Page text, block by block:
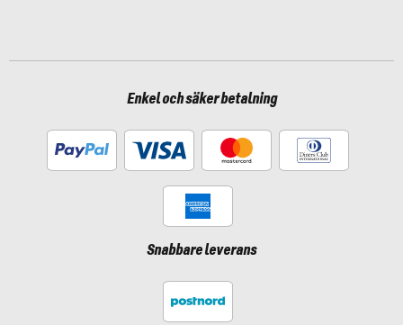
Enkel och säker betalning
Snabbare leverans